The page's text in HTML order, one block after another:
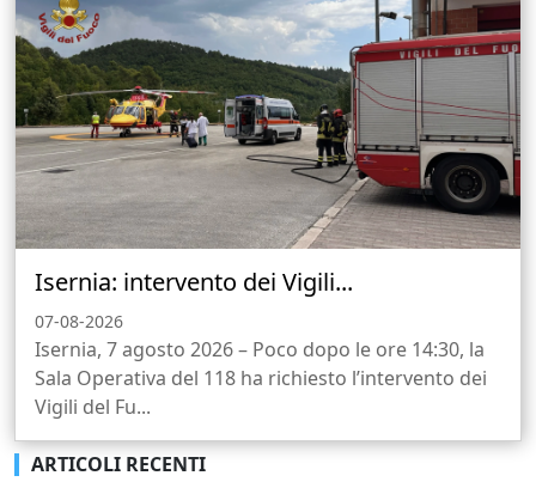
Isernia: intervento dei Vigili...
07-08-2026
Isernia, 7 agosto 2026 – Poco dopo le ore 14:30, la
Sala Operativa del 118 ha richiesto l’intervento dei
Vigili del Fu...
ARTICOLI RECENTI